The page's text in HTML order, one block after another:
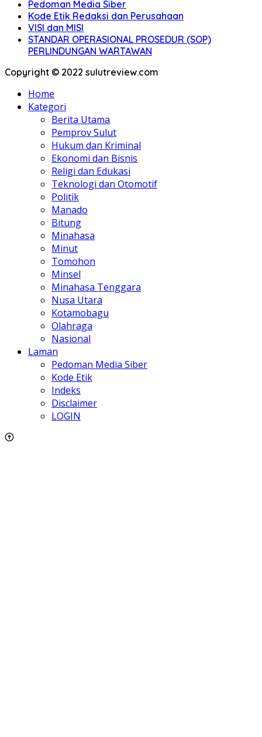
Pedoman Media Siber
Kode Etik Redaksi dan Perusahaan
VISI dan MISI
STANDAR OPERASIONAL PROSEDUR (SOP)
PERLINDUNGAN WARTAWAN
Copyright © 2022 sulutreview.com
Home
Kategori
Berita Utama
Pemprov Sulut
Hukum dan Kriminal
Ekonomi dan Bisnis
Religi dan Edukasi
Teknologi dan Otomotif
Politik
Manado
Bitung
Minahasa
Minut
Tomohon
Minsel
Minahasa Tenggara
Nusa Utara
Kotamobagu
Olahraga
Nasional
Laman
Pedoman Media Siber
Kode Etik
Indeks
Disclaimer
LOGIN